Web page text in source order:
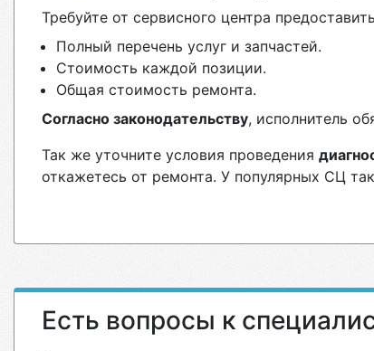
Требуйте от сервисного центра
Полный перечень услуг и запчастей.
Стоимость каждой позиции.
Общая стоимость ремонта.
Согласно законодательству, исполнитель
Так же уточните условия проведения
откажетесь от ремонта. У популярных СЦ
Есть вопросы к